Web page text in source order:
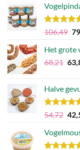
Waardering
uit 5
106,49
Het grote
68,21
Halve
Waardering
5.00
uit 5
54,72